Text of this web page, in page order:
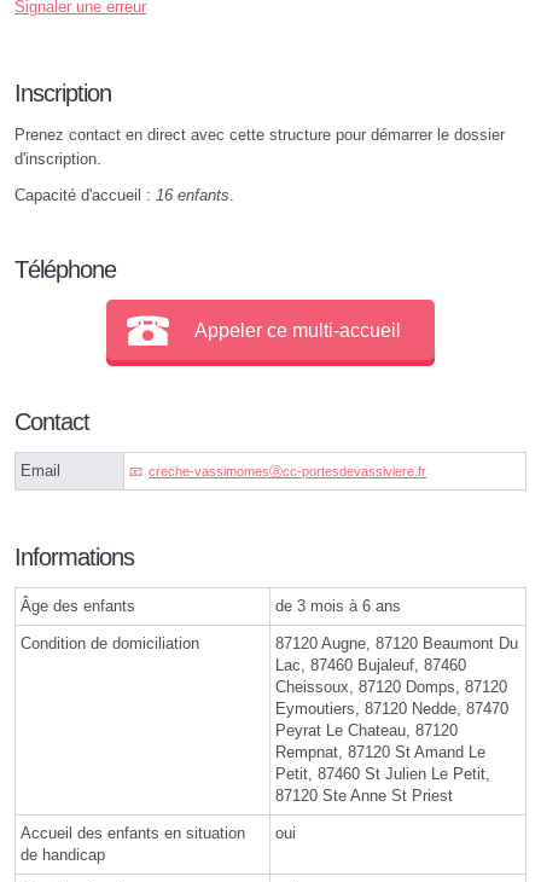
Signaler une erreur
Inscription
Prenez contact en direct avec cette structure pour démarrer le dossier
d'inscription.
Capacité d'accueil : 16 enfants.
Téléphone
Appeler ce multi-accueil
Contact
Email creche-vassimomesⓐcc-portesdevassiviere.fr
Informations
Âge des enfants de 3 mois à 6 ans
Condition de domiciliation
87120 Augne, 87120 Beaumont Du
Lac, 87460 Bujaleuf, 87460
Cheissoux, 87120 Domps, 87120
Eymoutiers, 87120 Nedde, 87470
Peyrat Le Chateau, 87120
Rempnat, 87120 St Amand Le
Petit, 87460 St Julien Le Petit,
87120 Ste Anne St Priest
Accueil des enfants en situation
de handicap
oui